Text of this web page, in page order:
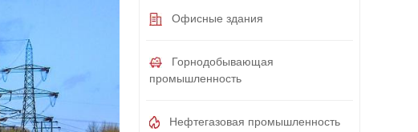
Офисные здания
Горнодобывающая
промышленность
Нефтегазовая промышленность